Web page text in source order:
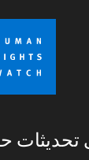
تحديثات